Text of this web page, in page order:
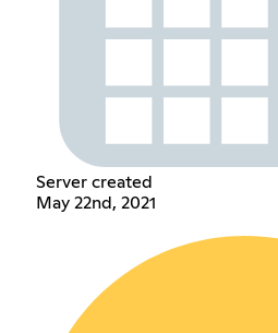
Server created
May 22nd, 2021